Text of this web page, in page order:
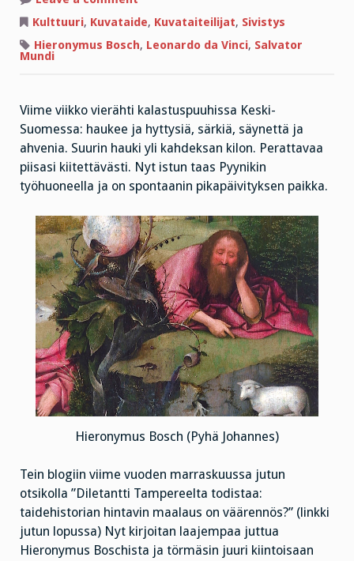
runoilija,
joka
et
ymmärrä
Kulttuuri, Kuvataide, Kuvataiteilijat, Sivistys
Hieronymus Bosch, Leonardo da Vinci, Salvator
Mundi
Viime viikko vierähti kalastuspuuhissa Keski-
Suomessa: haukee ja hyttysiä, särkiä, säynettä ja
ahvenia. Suurin hauki yli kahdeksan kilon. Perattavaa
piisasi kiitettävästi. Nyt istun taas Pyynikin
työhuoneella ja on spontaanin pikapäivityksen paikka.
Hieronymus Bosch (Pyhä Johannes)
Tein blogiin viime vuoden marraskuussa jutun
otsikolla ”Diletantti Tampereelta todistaa:
taidehistorian hintavin maalaus on väärennös?” (linkki
jutun lopussa) Nyt kirjoitan laajempaa juttua
Hieronymus Boschista ja törmäsin juuri kiintoisaan